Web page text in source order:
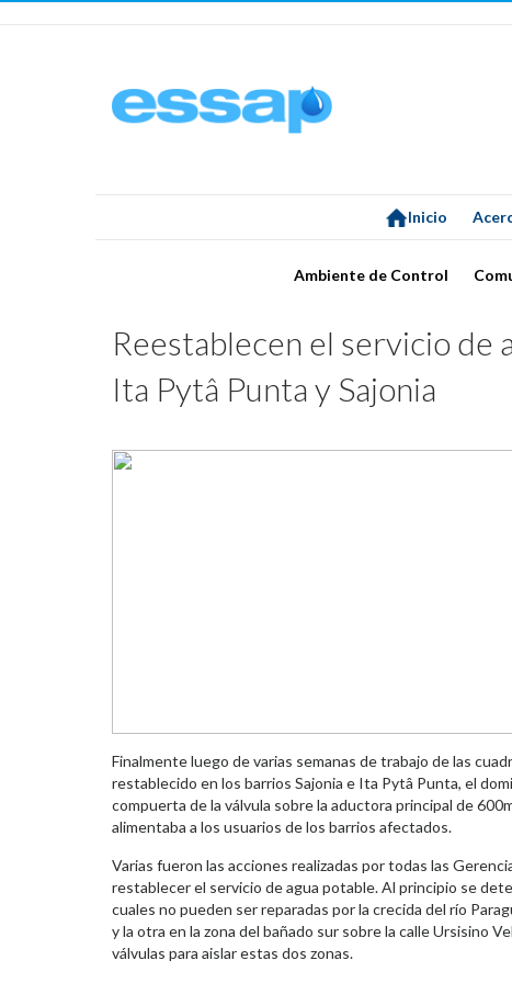
Inicio
Ambiente de Control
Reestablecen el servicio de
Ita Pytâ Punta y Sajonia
Finalmente luego de varias semanas de trabajo de las
restablecido en los barrios Sajonia e Ita Pytâ Punta, el
compuerta de la válvula sobre la aductora principal de
alimentaba a los usuarios de los barrios afectados.
Varias fueron las acciones realizadas por todas las
restablecer el servicio de agua potable. Al principio se
cuales no pueden ser reparadas por la crecida del río
y la otra en la zona del bañado sur sobre la calle Ursisino
válvulas para aislar estas dos zonas.